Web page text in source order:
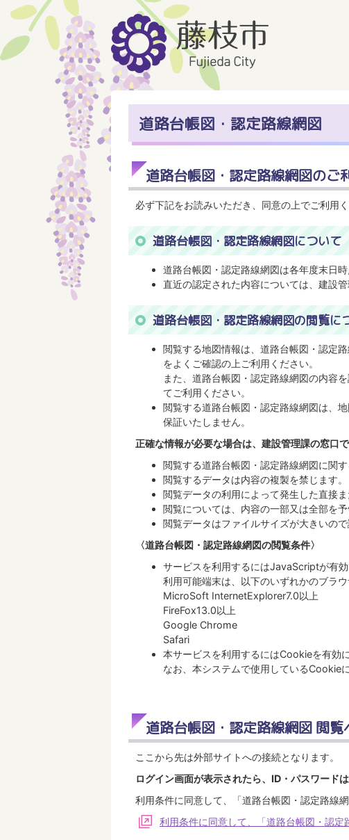
道路台帳図・認定路線網図
道路台帳図・認定路線網図のご
必ず下記をお読みいただき、同意の上でご利用く
道路台帳図・認定路線網図について
道路台帳図・認定路線網図は各年度末日時
直近の認定された内容については、建設管
道路台帳図・認定路線網図の閲覧に
閲覧する地図情報は、道路台帳図・認定
をよくご確認の上ご利用ください。
また、道路台帳図・認定路線網図の内容
てご利用ください。
閲覧する道路台帳図・認定路線網図は、
保証いたしません。
正確な情報が必要な場合は、建設管理課の窓口で
閲覧する道路台帳図・認定路線網図に関
閲覧するデータは内容の複製を禁じます。
閲覧データの利用によって発生した直接
閲覧については、内容の一部又は全部を
閲覧データはファイルサイズが大きいの
〈道路台帳図・認定路線網図の閲覧条件〉
サービスを利用するにはJavaScriptが有効
利用可能端末は、以下のいずれかのブラ
MicroSoft InternetExplorer7.0以上
FireFox13.0以上
Google Chrome
Safari
本サービスを利用するにはCookieを有効
なお、本システムで使用しているCookie
道路台帳図・認定路線網図 閲覧
ここから先は外部サイトへの接続となります。
ログイン画面が表示されたら、ID・パスワード
利用条件に同意して、「道路台帳図・認定路線
利用条件に同意して、「道路台帳図・認定